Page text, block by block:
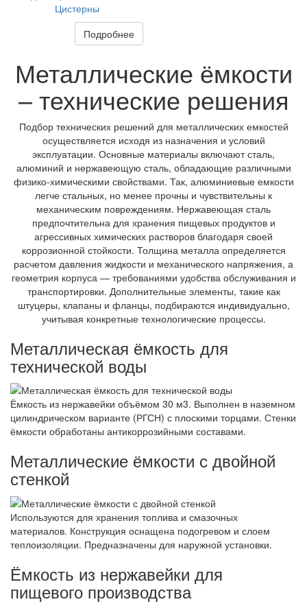
Цистерны
Подробнее
Металлические ёмкости
– технические решения
Подбор технических решений для металлических емкостей
осуществляется исходя из назначения и условий
эксплуатации. Основные материалы включают сталь,
алюминий и нержавеющую сталь, обладающие различными
физико-химическими свойствами. Так, алюминиевые емкости
легче стальных, но менее прочны и чувствительны к
механическим повреждениям. Нержавеющая сталь
предпочтительна для хранения пищевых продуктов и
агрессивных химических растворов благодаря своей
коррозионной стойкости. Толщина металла определяется
расчетом давления жидкости и механического напряжения, а
геометрия корпуса — требованиями удобства обслуживания и
транспортировки. Дополнительные элементы, такие как
штуцеры, клапаны и фланцы, подбираются индивидуально,
учитывая конкретные технологические процессы.
Металлическая ёмкость для
технической воды
Ёмкость из нержавейки объёмом 30 м3. Выполнен в наземном
цилиндрическом варианте (РГСН) с плоскими торцами. Стенки
ёмкости обработаны антикоррозийными составами.
Металлические ёмкости с двойной
стенкой
Используются для хранения топлива и смазочных
материалов. Конструкция оснащена подогревом и слоем
теплоизоляции. Предназначены для наружной установки.
Ёмкость из нержавейки для
пищевого производства